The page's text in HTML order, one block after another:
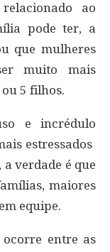
ao
pode ter, a
que mulheres
muito mais
5 filhos.
e incrédulo
estressados
verdade é que
maiores
equipe.
entre as